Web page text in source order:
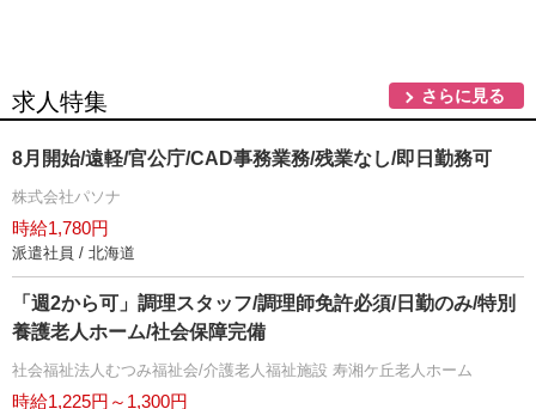
求人特集 さらに見る
8月開始/遠軽/官公庁/CAD事務業務/残業なし/即日勤務可
株式会社パソナ
時給1,780円
派遣社員 / 北海道
「週2から可」調理スタッフ/調理師免許必須/日勤のみ/特別
養護老人ホーム/社会保障完備
社会福祉法人むつみ福祉会/介護老人福祉施設 寿湘ケ丘老人ホーム
時給1,225円～1,300円